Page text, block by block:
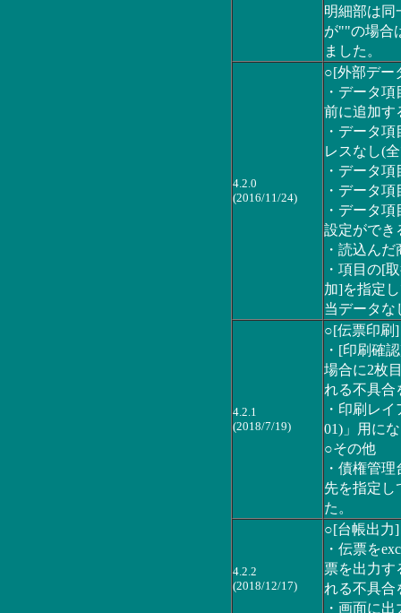
明細部は同
が""の場合
ました。
4.2.0
(2016/11/24)
○[外部デー
・データ
前に追加す
・データ
レスなし(
・データ
・データ
・データ
設定ができ
・読込ん
・項目の[
加]を指定
当データな
4.2.1
(2018/7/19)
○[伝票印刷]
・[印刷確
場合に2枚
れる不具合
・印刷レ
01)」用に
○その他
・債権管
先を指定し
た。
4.2.2
(2018/12/17)
○[台帳出力]
・伝票を
票を出力す
れる不具合
・画面に